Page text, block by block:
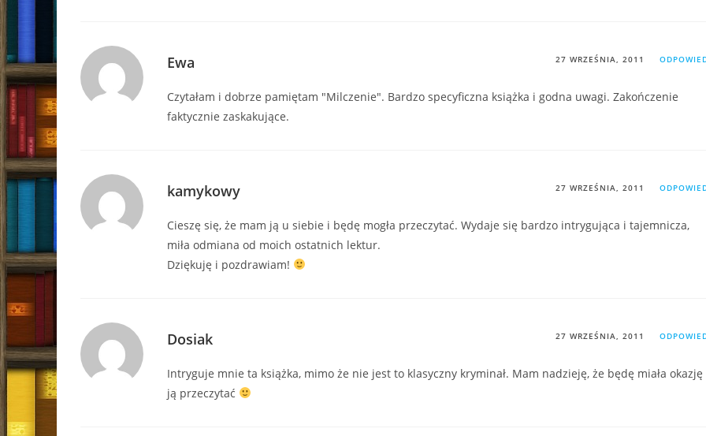
Ewa 27 WRZEŚNIA, 2011
Czytałam i dobrze pamiętam "Milczenie". Bardzo specyficzna książka i godna uwagi. Zakończenie
faktycznie zaskakujące.
kamykowy 27 WRZEŚNIA, 2011
Cieszę się, że mam ją u siebie i będę mogła przeczytać. Wydaje się bardzo intrygująca i tajemnicza,
miła odmiana od moich ostatnich lektur.
Dziękuję i pozdrawiam!
Dosiak 27 WRZEŚNIA, 2011
Intryguje mnie ta książka, mimo że nie jest to klasyczny kryminał. Mam nadzieję, że będę miała okazję
ją przeczytać